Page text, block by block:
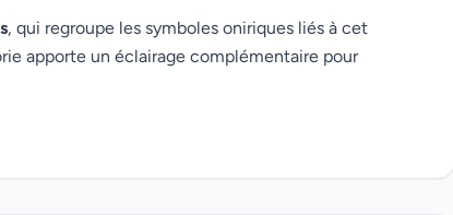
, qui regroupe les symboles oniriques liés à cet
apporte un éclairage complémentaire pour